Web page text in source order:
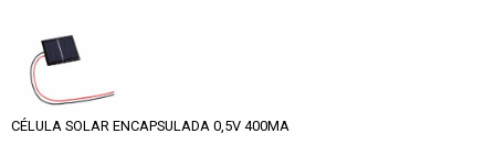
CÉLULA SOLAR ENCAPSULADA 0,5V 400MA